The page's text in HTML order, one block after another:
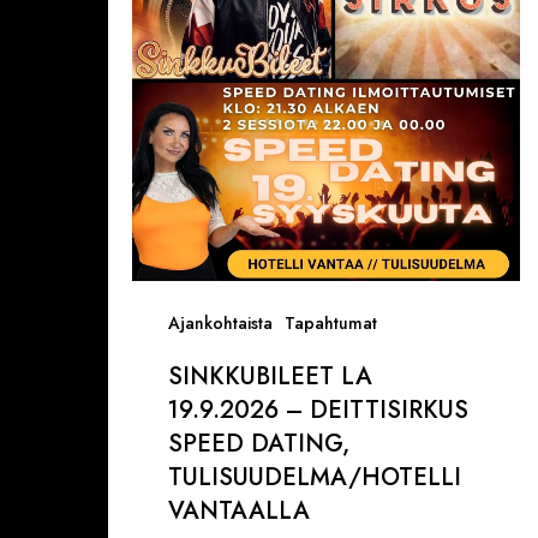
Ajankohtaista Tapahtumat
Deittisirkus
Speed
Dating,
Tulisuudelma/Hotelli
Vantaalla
SINKKUBILEET LA
19.9.2026 – DEITTISIRKUS
SPEED DATING,
TULISUUDELMA/HOTELLI
VANTAALLA